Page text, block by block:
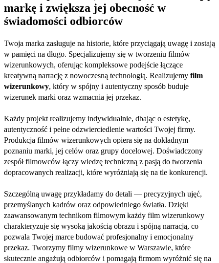
markę i zwiększa jej obecność w
świadomości odbiorców
Twoja marka zasługuje na historie, które przyciągają uwagę i zostają
w pamięci na długo. Specjalizujemy się w tworzeniu filmów
wizerunkowych, oferując kompleksowe podejście łączące
kreatywną narrację z nowoczesną technologią. Realizujemy film
wizerunkowy, który w spójny i autentyczny sposób buduje
wizerunek marki oraz wzmacnia jej przekaz.
Każdy projekt realizujemy indywidualnie, dbając o estetykę,
autentyczność i pełne odzwierciedlenie wartości Twojej firmy.
Produkcja filmów wizerunkowych opiera się na dokładnym
poznaniu marki, jej celów oraz grupy docelowej. Doświadczony
zespół filmowców łączy wiedzę techniczną z pasją do tworzenia
dopracowanych realizacji, które wyróżniają się na tle konkurencji.
Szczególną uwagę przykładamy do detali — precyzyjnych ujęć,
przemyślanych kadrów oraz odpowiedniego światła. Dzięki
zaawansowanym technikom filmowym każdy film wizerunkowy
charakteryzuje się wysoką jakością obrazu i spójną narracją, co
pozwala Twojej marce budować profesjonalny i emocjonalny
przekaz. Tworzymy filmy wizerunkowe w Warszawie, które
skutecznie angażują odbiorców i pomagają firmom wyróżnić się na